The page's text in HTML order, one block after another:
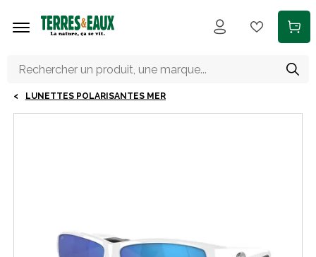
LUNETTES POLARISANTES MER